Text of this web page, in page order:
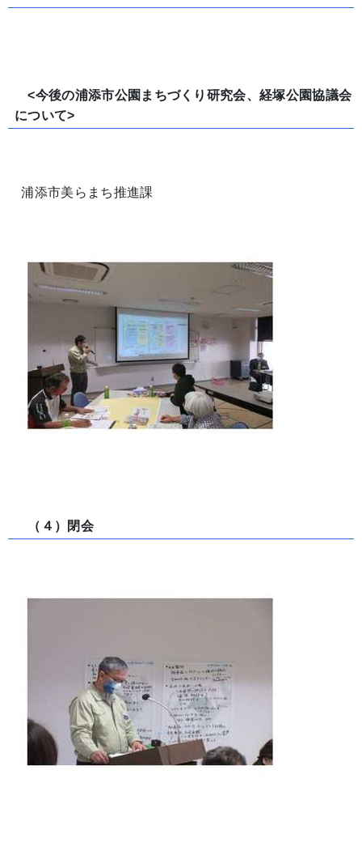
<今後の浦添市公園まちづくり研究会、経塚公園協議会
について>
浦添市美らまち推進課
（４）閉会